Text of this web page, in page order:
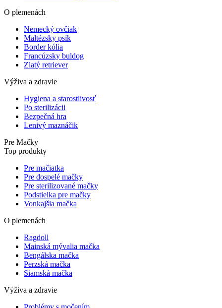
O plemenách
Nemecký ovčiak
Maltézsky psík
Border kólia
Francúzsky buldog
Zlatý retriever
Výživa a zdravie
Hygiena a starostlivosť
Po sterilizácii
Bezpečná hra
Lenivý maznáčik
Pre Mačky
Top produkty
Pre mačiatka
Pre dospelé mačky
Pre sterilizované mačky
Podstielka pre mačky
Vonkajšia mačka
O plemenách
Ragdoll
Mainská mývalia mačka
Bengálska mačka
Perzská mačka
Siamská mačka
Výživa a zdravie